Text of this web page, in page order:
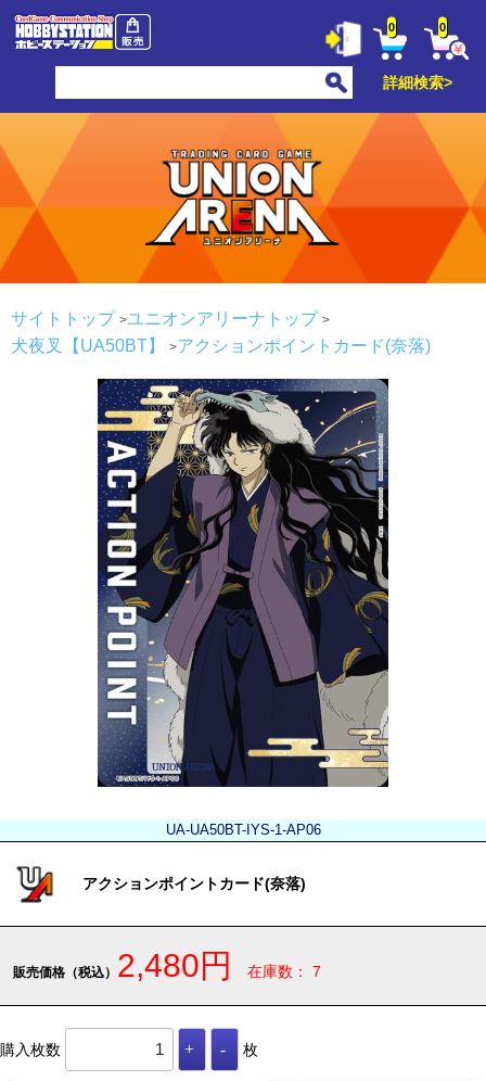
0 0
詳細検索>
サイトトップ
ユニオンアリーナトップ
犬夜叉【UA50BT】
アクションポイントカード(奈落)
UA-UA50BT-IYS-1-AP06
アクションポイントカード(奈落)
販売価格（税込） 2,480円 在庫数： 7
購入枚数 枚